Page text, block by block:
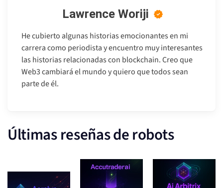
Lawrence Woriji
He cubierto algunas historias emocionantes en mi
carrera como periodista y encuentro muy interesantes
las historias relacionadas con blockchain. Creo que
Web3 cambiará el mundo y quiero que todos sean
parte de él.
Últimas reseñas de robots